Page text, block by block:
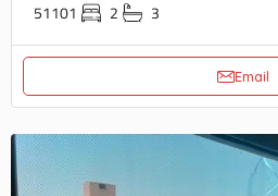
51101 2 3
Email